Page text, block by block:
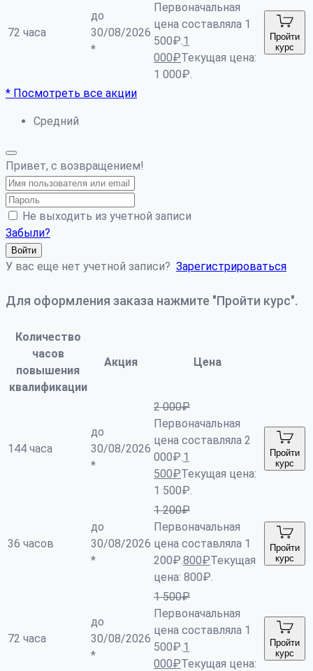
72 часа
до
30/08/2026
*
Первоначальная
цена составляла 1
500₽.1
000₽Текущая цена:
1 000₽.
Пройти
курс
* Посмотреть все акции
Средний
Привет, с возвращением!
Не выходить из учетной записи
Забыли?
Войти
У вас еще нет учетной записи? Зарегистрироваться
Для оформления заказа нажмите "Пройти курс".
Количество
часов
повышения
квалификации
Акция Цена
144 часа
до
30/08/2026
*
2 000₽
Первоначальная
цена составляла 2
000₽.1
500₽Текущая цена:
1 500₽.
Пройти
курс
36 часов
до
30/08/2026
*
1 200₽
Первоначальная
цена составляла 1
200₽.800₽Текущая
цена: 800₽.
Пройти
курс
72 часа
до
30/08/2026
*
1 500₽
Первоначальная
цена составляла 1
500₽.1
000₽Текущая цена:
Пройти
курс